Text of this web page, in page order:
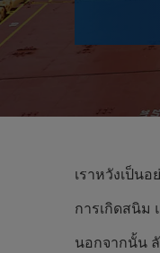
เราหวังเป็น
การเกิดสนิม
นอกจากนั้น